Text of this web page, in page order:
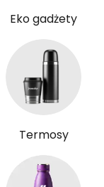
Eko gadżety
Termosy